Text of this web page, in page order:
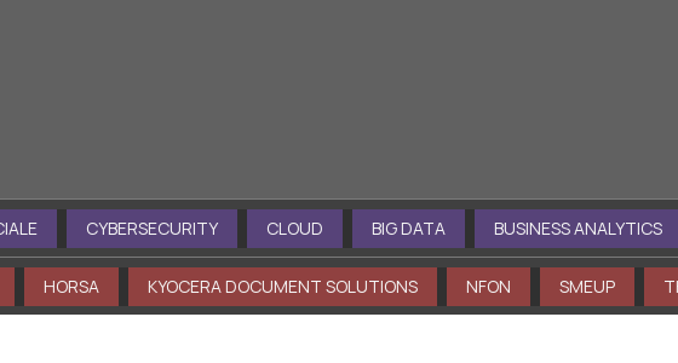
CYBERSECURITY CLOUD BIG DATA BUSINESS ANALYTICS
HORSA KYOCERA DOCUMENT SOLUTIONS NFON SMEUP